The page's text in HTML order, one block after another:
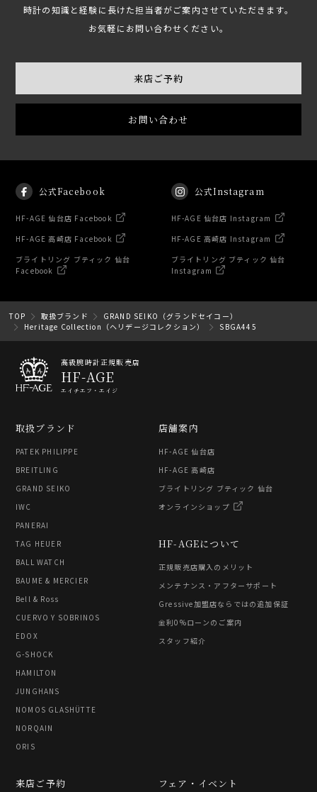
時計の知識と経験に長けた担当者がご案内させていただきます。
お気軽にお問い合わせください。
来店ご予約
お問い合わせ
公式Facebook
HF-AGE 仙台店 Facebook
HF-AGE 高崎店 Facebook
ブライトリング ブティック 仙台
Facebook
公式Instagram
HF-AGE 仙台店 Instagram
HF-AGE 高崎店 Instagram
ブライトリング ブティック 仙台
Instagram
TOP 取扱ブランド
GRAND SEIKO（グランドセイコー）
Heritage Collection（ヘリデージコレクション）
SBGA445
高級腕時計正規販売店
HF-AGE
エイチエフ・エイジ
取扱ブランド
PATEK PHILIPPE
BREITLING
GRAND SEIKO
IWC
PANERAI
TAG HEUER
BALL WATCH
BAUME & MERCIER
Bell & Ross
CUERVO Y SOBRINOS
EDOX
G-SHOCK
HAMILTON
JUNGHANS
NOMOS GLASHÜTTE
NORQAIN
ORIS
HF-AGEについて
正規販売店購入のメリット
メンテナンス・アフターサポート
Gressive加盟店ならではの追加保証
金利0%ローンのご案内
スタッフ紹介
店舗案内
HF-AGE 仙台店
HF-AGE 高崎店
ブライトリング ブティック 仙台
オンラインショップ
フェア・イベント
来店ご予約